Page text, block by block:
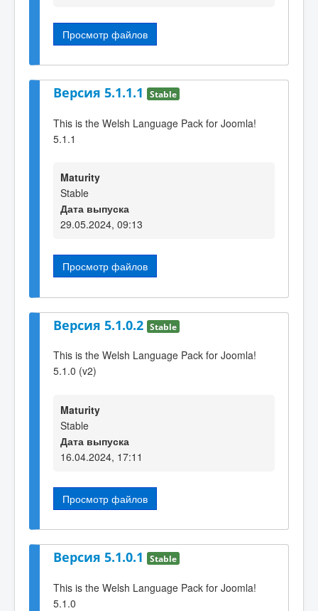
Просмотр файлов
Версия 5.1.1.1 Stable
This is the Welsh Language Pack for Joomla!
5.1.1
Maturity
Stable
Дата выпуска
29.05.2024, 09:13
Просмотр файлов
Версия 5.1.0.2 Stable
This is the Welsh Language Pack for Joomla!
5.1.0 (v2)
Maturity
Stable
Дата выпуска
16.04.2024, 17:11
Просмотр файлов
Версия 5.1.0.1 Stable
This is the Welsh Language Pack for Joomla!
5.1.0